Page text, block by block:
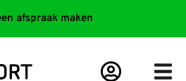
afspraak maken